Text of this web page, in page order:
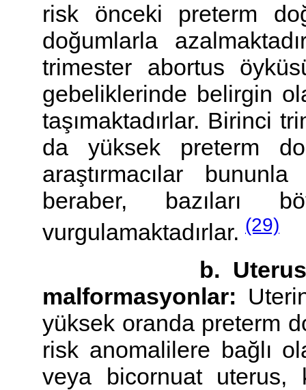
risk önceki preterm
doğumlarla
trimester abortus
gebeliklerinde belirgin
taşımaktadırlar. Birinci
da yüksek preterm
araştırmacılar
beraber, bazıları
vurgulamaktadırlar. (29)
b. Uterusa ait
malformasyonlar:
yüksek oranda preterm
risk anomalilere bağlı
veya bicornuat uterus,